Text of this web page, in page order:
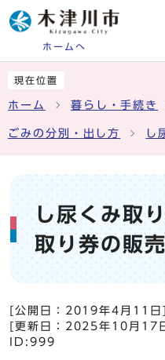
ホームへ
現在位置
ホーム 暮らし・手続き
ごみの分別・出し方 し
し尿くみ取
取り券の販
[公開日： 2019年4月11日
[更新日： 2025年10月17
ID:999